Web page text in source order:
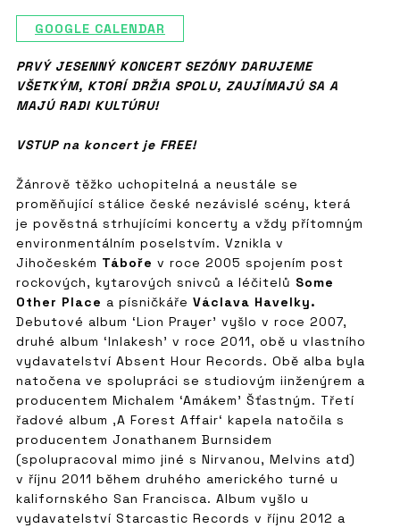
GOOGLE CALENDAR
PRVÝ JESENNÝ KONCERT SEZÓNY DARUJEME
VŠETKÝM, KTORÍ DRŽIA SPOLU, ZAUJÍMAJÚ SA A
MAJÚ RADI KULTÚRU!
VSTUP na koncert je FREE!
Žánrově těžko uchopitelná a neustále se
proměňující stálice české nezávislé scény, která
je pověstná strhujícími koncerty a vždy přítomným
environmentálním poselstvím. Vznikla v
Jihočeském Táboře v roce 2005 spojením post
rockových, kytarových snivců a léčitelů Some
Other Place a písničkáře Václava Havelky.
Debutové album ‘Lion Prayer’ vyšlo v roce 2007,
druhé album ‘Inlakesh’ v roce 2011, obě u vlastního
vydavatelství Absent Hour Records. Obě alba byla
natočena ve spolupráci se studiovým iinženýrem a
producentem Michalem ‘Amákem’ Šťastným. Třetí
řadové album ‚A Forest Affair‘ kapela natočila s
producentem Jonathanem Burnsidem
(spolupracoval mimo jiné s Nirvanou, Melvins atd)
v říjnu 2011 během druhého amerického turné u
kalifornského San Francisca. Album vyšlo u
vydavatelství Starcastic Records v říjnu 2012 a